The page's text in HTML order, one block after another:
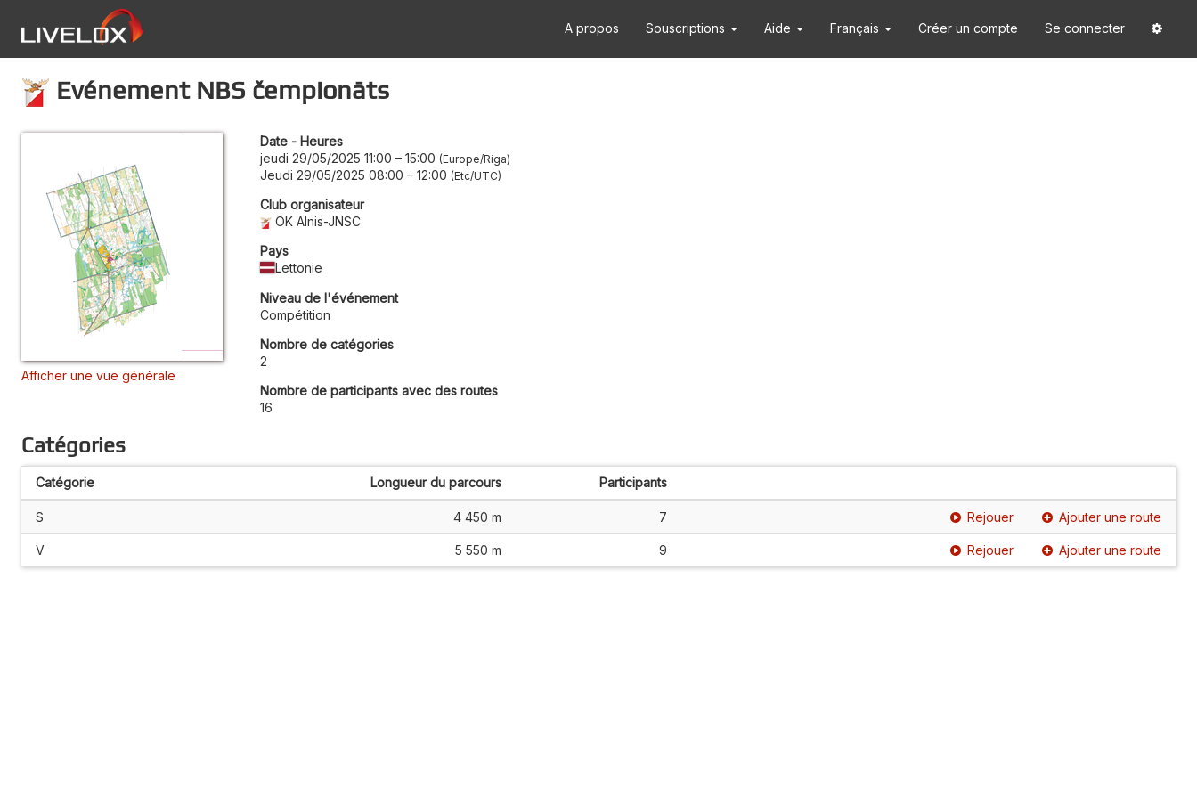
A propos Souscriptions Aide Français Créer un compte Se connecter
Evénement NBS čempionāts
Afficher une vue générale
Date - Heures
jeudi 29/05/2025 11:00 – 15:00 Europe/Riga
Jeudi 29/05/2025 08:00 – 12:00 Etc/UTC
Club organisateur
OK Alnis-JNSC
Pays
Lettonie
Niveau de l'événement
Compétition
Nombre de catégories
2
Nombre de participants avec des routes
16
Catégories
Catégorie Longueur du parcours Participants
S 4 450 m 7 Rejouer Ajouter une route
V 5 550 m 9 Rejouer Ajouter une route